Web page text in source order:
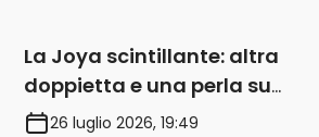
La Joya scintillante: altra
doppietta e una perla su
punizione – VIDEO
26 luglio 2026, 19:49